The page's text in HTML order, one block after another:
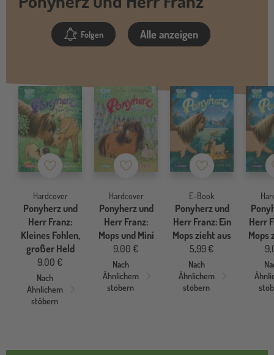
Folgen Alle anzeigen
Merkzettel
Hardcover
Ponyherz und
Herr Franz:
Kleines Fohlen,
großer Held
9,00 €
Nach
Ähnlichem
stöbern
Merkzettel
Hardcover
Ponyherz und
Herr Franz:
Mops und Mini
9,00 €
Nach
Ähnlichem
stöbern
Merkzettel
E-Book
Ponyherz und
Herr Franz: Ein
Mops zieht aus
5,99 €
Nach
Ähnlichem
stöbern
Herr
Mops